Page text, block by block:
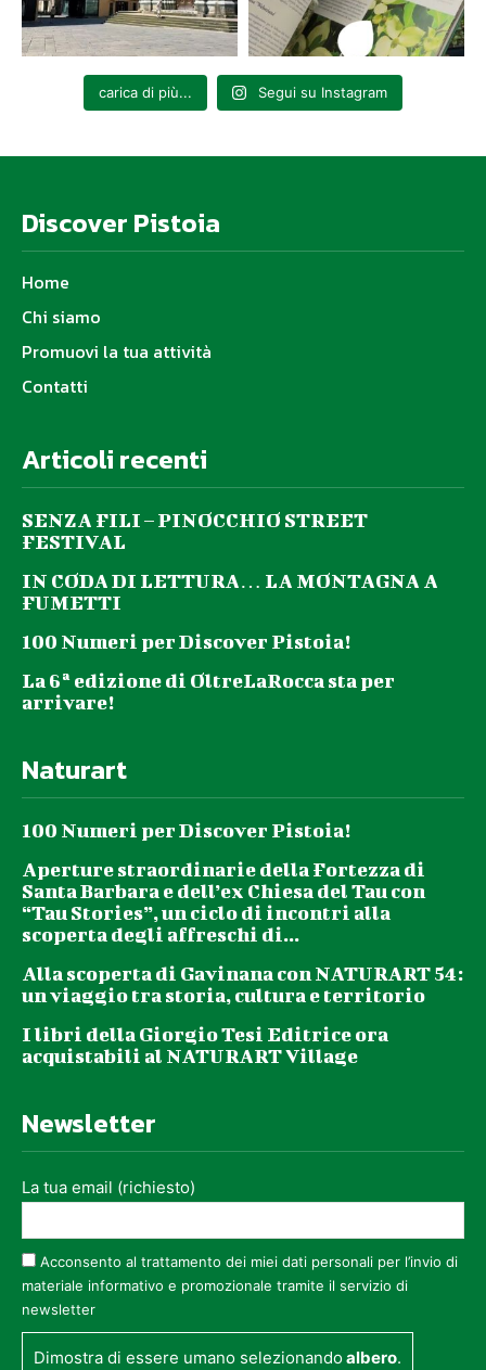
carica di più... Segui su Instagram
Discover Pistoia
Home
Chi siamo
Promuovi la tua attività
Contatti
Articoli recenti
SENZA FILI – PINOCCHIO STREET
FESTIVAL
IN CODA DI LETTURA… LA MONTAGNA A
FUMETTI
100 Numeri per Discover Pistoia!
La 6ª edizione di OltreLaRocca sta per
arrivare!
Naturart
100 Numeri per Discover Pistoia!
Aperture straordinarie della Fortezza di
Santa Barbara e dell’ex Chiesa del Tau con
“Tau Stories”, un ciclo di incontri alla
scoperta degli affreschi di...
Alla scoperta di Gavinana con NATURART 54:
un viaggio tra storia, cultura e territorio
I libri della Giorgio Tesi Editrice ora
acquistabili al NATURART Village
Newsletter
La tua email (richiesto)
Acconsento al trattamento dei miei dati personali per l’invio di
materiale informativo e promozionale tramite il servizio di
newsletter
Dimostra di essere umano selezionandoalbero.